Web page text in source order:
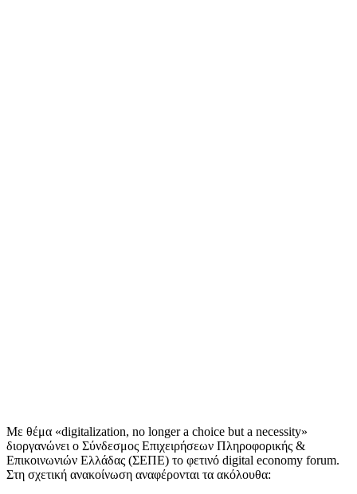
Με θέμα «digitalization, no longer a choice but a necessity»
διοργανώνει ο Σύνδεσμος Επιχειρήσεων Πληροφορικής &
Επικοινωνιών Ελλάδας (ΣΕΠΕ) το φετινό digital economy forum.
Στη σχετική ανακοίνωση αναφέρονται τα ακόλουθα: